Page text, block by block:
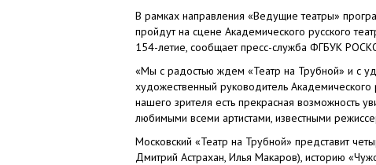
В рамках направления «Ведущие театры»
пройдут на сцене Академического русского
154-летие, сообщает пресс-служба ФГБУК
«Мы с радостью ждем «Театр на Трубной» и с
художественный руководитель Академического
нашего зрителя есть прекрасная возможность
любимыми всеми артистами, известными
Московский «Театр на Трубной» представит
Дмитрий Астрахан, Илья Макаров), историю